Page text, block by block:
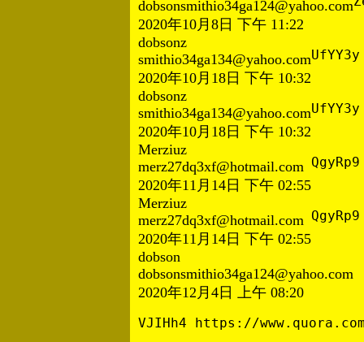
dobsonsmithio34ga124@yahoo.com
2020年10月8日 下午 11:22
dobsonz
smithio34ga134@yahoo.com
2020年10月18日 下午 10:32
dobsonz
smithio34ga134@yahoo.com
2020年10月18日 下午 10:32
Merziuz
merz27dq3xf@hotmail.com
2020年11月14日 下午 02:55
Merziuz
merz27dq3xf@hotmail.com
2020年11月14日 下午 02:55
dobson
dobsonsmithio34ga124@yahoo.com
2020年12月4日 上午 08:20
VJIHh4 https://